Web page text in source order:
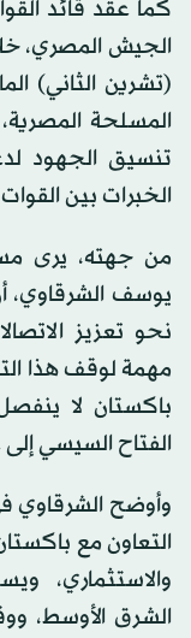
كما عقد قائد
الجيش المصري،
(تشرين الثاني)
المسلحة
تنسيق الجهود
الخبرات بين
من جهته، يرى
يوسف الشرقاوي،
نحو تعزيز
مهمة لوقف هذا
باكستان لا
الفتاح السيسي
وأوضح الشرقاوي
التعاون مع
والاستثماري،
الشرق الأوسط،